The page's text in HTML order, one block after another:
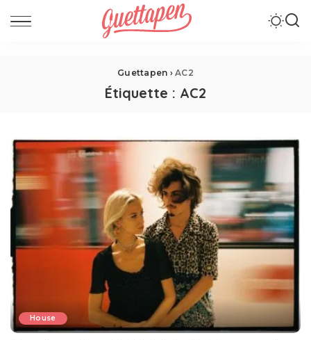
Guettapen ›AC2
Étiquette : AC2
House